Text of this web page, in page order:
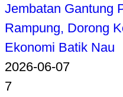
Jembatan Gantung
Rampung, Dorong
Ekonomi Batik Nau
2026-06-07
7